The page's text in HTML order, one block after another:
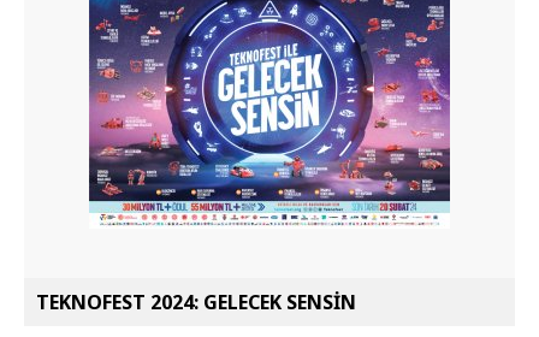
TEKNOFEST 2024: GELECEK SENSİN